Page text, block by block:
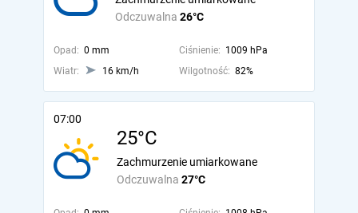
Odczuwalna 26°C
Opad: 0 mm Ciśnienie: 1009 hPa
Wiatr:
16 km/h Wilgotność: 82%
07:00
25°C
Odczuwalna 27°C
Zachmurzenie umiarkowane